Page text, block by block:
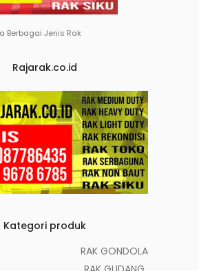
Berbagai Jenis Rak
Rajarak.co.id
Kategori produk
RAK GONDOLA